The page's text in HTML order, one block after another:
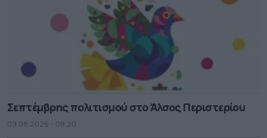
Σεπτέμβρης πολιτισμού στο Άλσος Περιστερίου
09.08.2026 - 08.20